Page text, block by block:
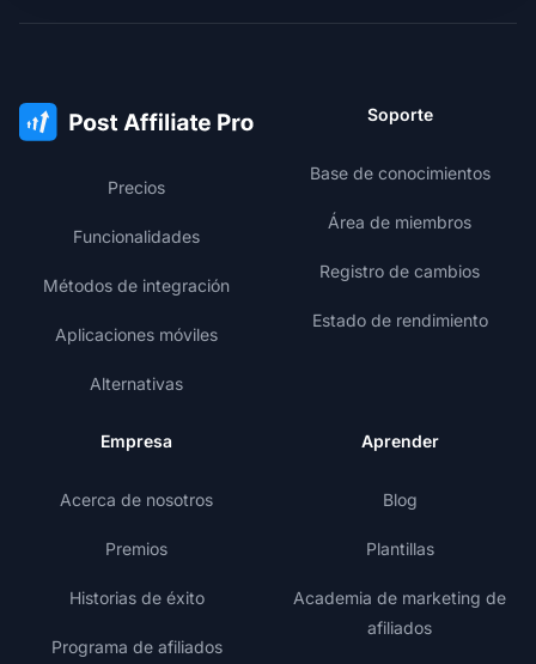
Precios
Funcionalidades
Métodos de integración
Aplicaciones móviles
Alternativas
Soporte
Base de conocimientos
Área de miembros
Registro de cambios
Estado de rendimiento
Empresa
Acerca de nosotros
Premios
Historias de éxito
Programa de afiliados
Aprender
Blog
Plantillas
Academia de marketing de
afiliados